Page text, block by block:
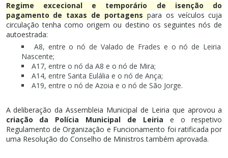
Regime excecional e temporário de isenção do
pagamento de taxas de portagens para os veículos cuja
circulação tenha como origem ou destino os seguintes nós de
autoestrada:
A8, entre o nó de Valado de Frades e o nó de Leiria
Nascente;
A17, entre o nó da A8 e o nó de Mira;
A14, entre Santa Eulália e o nó de Ança;
A19, entre o nó de Azoia e o nó de São Jorge.
A deliberação da Assembleia Municipal de Leiria que aprovou a
criação da Polícia Municipal de Leiria e o respetivo
Regulamento de Organização e Funcionamento foi ratificada por
uma Resolução do Conselho de Ministros também aprovada.